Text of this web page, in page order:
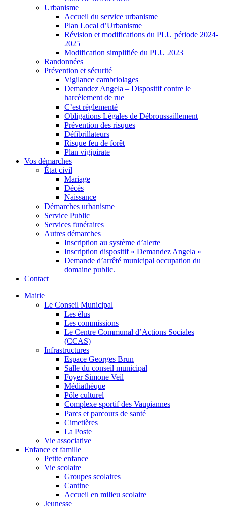
Urbanisme
Accueil du service urbanisme
Plan Local d’Urbanisme
Révision et modifications du PLU période 2024-
2025
Modification simplifiée du PLU 2023
Randonnées
Prévention et sécurité
Vigilance cambriolages
Demandez Angela – Dispositif contre le
harcèlement de rue
C’est règlementé
Obligations Légales de Débroussaillement
Prévention des risques
Défibrillateurs
Risque feu de forêt
Plan vigipirate
Vos démarches
État civil
Mariage
Décès
Naissance
Démarches urbanisme
Service Public
Services funéraires
Autres démarches
Inscription au système d’alerte
Inscription dispositif « Demandez Angela »
Demande d’arrêté municipal occupation du
domaine public.
Contact
Mairie
Le Conseil Municipal
Les élus
Les commissions
Le Centre Communal d’Actions Sociales
(CCAS)
Infrastructures
Espace Georges Brun
Salle du conseil municipal
Foyer Simone Veil
Médiathèque
Pôle culturel
Complexe sportif des Vaupiannes
Parcs et parcours de santé
Cimetières
La Poste
Vie associative
Enfance et famille
Petite enfance
Vie scolaire
Groupes scolaires
Cantine
Accueil en milieu scolaire
Jeunesse